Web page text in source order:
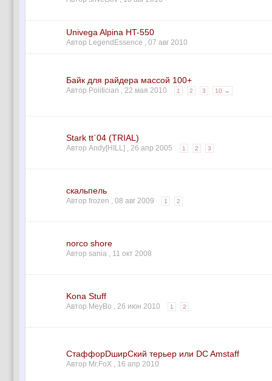
Univega Alpina HT-550
Автор LegendEssence , 07 авг 2010
Байк для райдера массой 100+
Автор Politician , 22 мая 2010 1 2 3 10 →
Stark tt`04 (TRIAL)
Автор Andy[HILL] , 26 апр 2005 1 2 3
скальпель
Автор frozen , 08 авг 2009 1 2
norco shore
Автор sania , 11 окт 2008
Kona Stuff
Автор MeyBo , 26 июн 2010 1 2
CтаффорDширСкий терьер или DC Amstaff
Автор Mr.FoX , 16 апр 2010